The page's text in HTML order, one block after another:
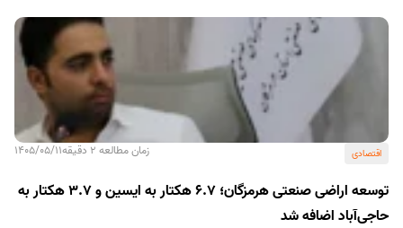
اقتصادی زمان مطالعه 2 دقیقه 1405/05/11
توسعه اراضی صنعتی هرمزگان؛ ۶.۷ هکتار به ایسین و ۳.۷ هکتار به
حاجی‌آباد اضافه شد